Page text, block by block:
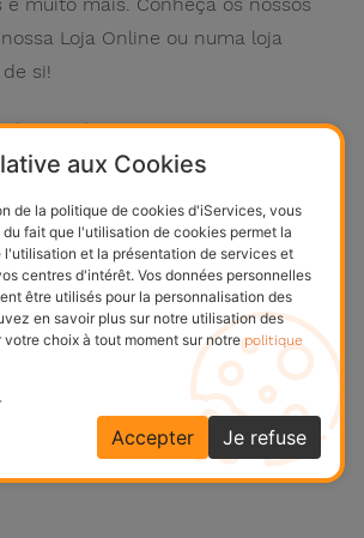
Loja Online ou numa loja
si!
les produits
produits
aux Cookies
de la politique de cookies d'iServices, vous
fait que l'utilisation de cookies permet la
l'utilisation et la présentation de services et
centres d'intérêt. Vos données personnelles
être utilisés pour la personnalisation des
en savoir plus sur notre utilisation des
choix à tout moment sur notrepolitique
Je refuse
Accepter